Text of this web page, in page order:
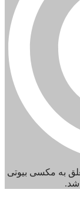
به مکسی بیوتی